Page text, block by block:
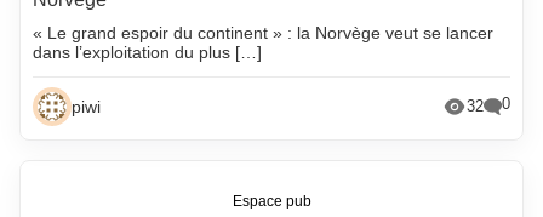
« Le grand espoir du continent » : la Norvège veut se lancer
dans l’exploitation du plus […]
piwi 32 0
Espace pub